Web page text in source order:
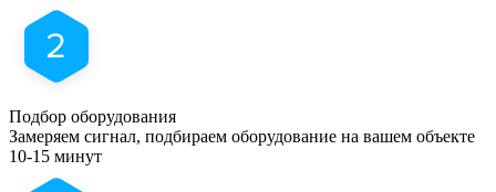
Подбор оборудования
Замеряем сигнал, подбираем оборудование на вашем объекте
10-15 минут